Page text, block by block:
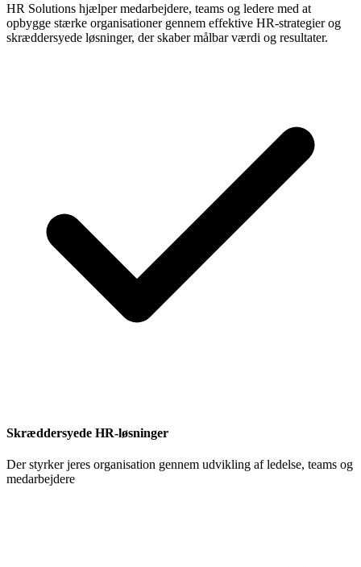
HR Solutions hjælper medarbejdere, teams og ledere med at
opbygge stærke organisationer gennem effektive HR-strategier og
skræddersyede løsninger, der skaber målbar værdi og resultater.
Skræddersyede HR-løsninger
Der styrker jeres organisation gennem udvikling af ledelse, teams og
medarbejdere